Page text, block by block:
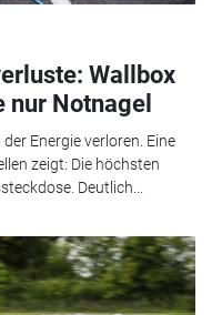
Wallbox
Notnagel
Energie verloren. Eine
zeigt: Die höchsten
Deutlich...